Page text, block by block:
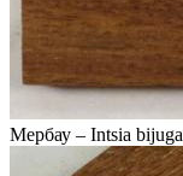
Мербау – Intsia bijuga